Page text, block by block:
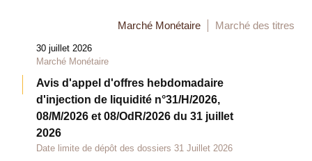
Marché Monétaire Marché des titres
30 juillet 2026
Marché Monétaire
Avis d'appel d'offres hebdomadaire
d'injection de liquidité n°31/H/2026,
08/M/2026 et 08/OdR/2026 du 31 juillet
2026
Date limite de dépôt des dossiers 31 Juillet 2026